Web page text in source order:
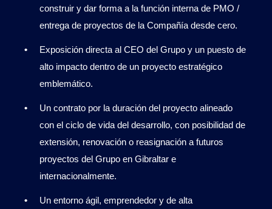
construir y dar forma a la función interna de PMO /
entrega de proyectos de la Compañía desde cero.
Exposición directa al CEO del Grupo y un puesto de
alto impacto dentro de un proyecto estratégico
emblemático.
Un contrato por la duración del proyecto alineado
con el ciclo de vida del desarrollo, con posibilidad de
extensión, renovación o reasignación a futuros
proyectos del Grupo en Gibraltar e
internacionalmente.
Un entorno ágil, emprendedor y de alta